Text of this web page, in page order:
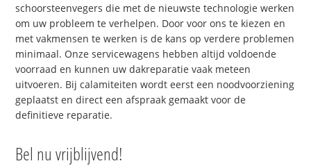
schoorsteenvegers die met de nieuwste technologie werken
om uw probleem te verhelpen. Door voor ons te kiezen en
met vakmensen te werken is de kans op verdere problemen
minimaal. Onze servicewagens hebben altijd voldoende
voorraad en kunnen uw dakreparatie vaak meteen
uitvoeren. Bij calamiteiten wordt eerst een noodvoorziening
geplaatst en direct een afspraak gemaakt voor de
definitieve reparatie.
Bel nu vrijblijvend!